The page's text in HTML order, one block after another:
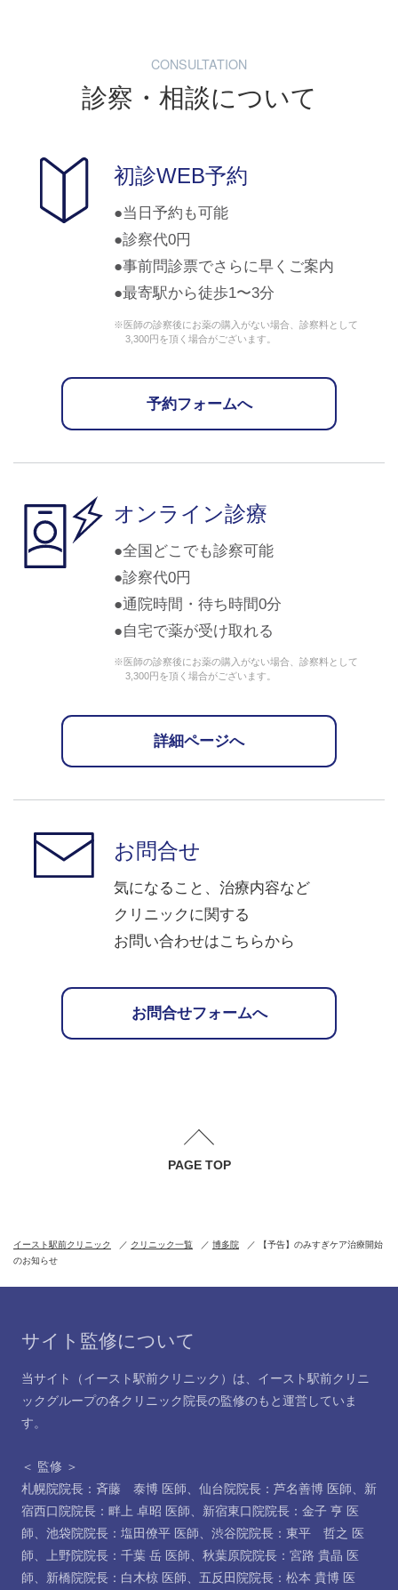
CONSULTATION
診察・相談について
初診WEB予約
当日予約も可能
診察代0円
事前問診票でさらに早くご案内
最寄駅から徒歩1〜3分
※医師の診察後にお薬の購入がない場合、診察料として
3,300円を頂く場合がございます。
予約フォームへ
オンライン診療
全国どこでも診察可能
診察代0円
通院時間・待ち時間0分
自宅で薬が受け取れる
※医師の診察後にお薬の購入がない場合、診察料として
3,300円を頂く場合がございます。
詳細ページへ
お問合せ
気になること、治療内容など
クリニックに関する
お問い合わせはこちらから
お問合せフォームへ
PAGE TOP
イースト駅前クリニック クリニック一覧 博多院
【予告】のみすぎケア治療開始
のお知らせ
サイト監修について
当サイト（イースト駅前クリニック）は、イースト駅前クリニ
ックグループの各クリニック院長の監修のもと運営していま
す。
＜ 監修 ＞
札幌院院長：斉藤 泰博 医師、 仙台院院長：芦名善博 医師、 新
宿西口院院長：畔上 卓昭 医師、 新宿東口院院長：金子 亨 医
師、 池袋院院長：塩田僚平 医師、 渋谷院院長：東平 哲之 医
師、 上野院院長：千葉 岳 医師、 秋葉原院院長：宮路 貴晶 医
師、 新橋院院長：白木椋 医師、 五反田院院長：松本 貴博 医